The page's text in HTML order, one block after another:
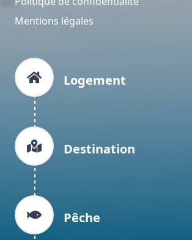
Mentions légales
Logement
Destination
Pêche